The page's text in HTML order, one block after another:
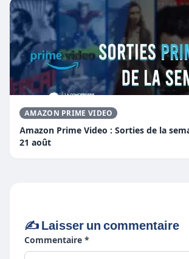
AMAZON PRIME VIDEO
Amazon Prime Video : Sorties de la
21 août
✍️ Laisser un commentaire
Commentaire *